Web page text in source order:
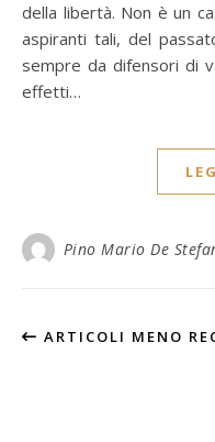
della libertà. Non è un
aspiranti tali, del
sempre da difensori di
effetti…
Pino Mario De
ARTICOLI MENO